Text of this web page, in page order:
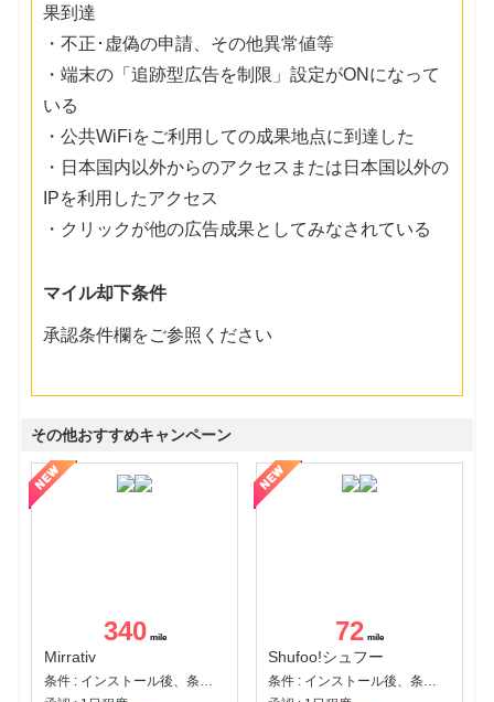
果到達
・不正･虚偽の申請、その他異常値等
・端末の「追跡型広告を制限」設定がONになって
いる
・公共WiFiをご利用しての成果地点に到達した
・日本国内以外からのアクセスまたは日本国以外の
IPを利用したアクセス
・クリックが他の広告成果としてみなされている
マイル却下条件
承認条件欄をご参照ください
その他おすすめキャンペーン
340
Mirrativ
条件 : インストール後、条件達成
72
Shufoo!シュフー
条件 : インストール後、条件達成